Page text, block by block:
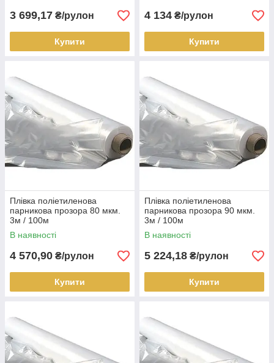
3 699,17 ₴/рулон
Купити
4 134 ₴/рулон
Купити
Плівка поліетиленова
парникова прозора 80 мкм.
3м / 100м
В наявності
4 570,90 ₴/рулон
Купити
Плівка поліетиленова
парникова прозора 90 мкм.
3м / 100м
В наявності
5 224,18 ₴/рулон
Купити